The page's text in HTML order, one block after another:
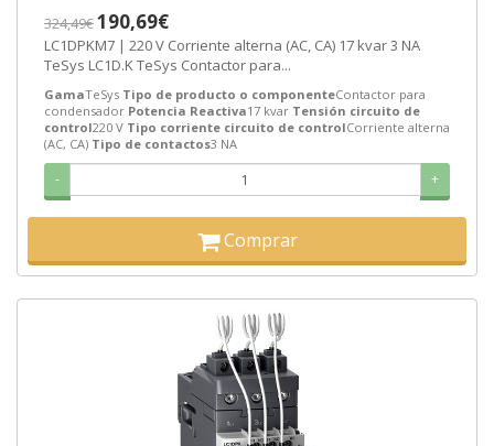
324,49€190,69€
LC1DPKM7 | 220 V Corriente alterna (AC, CA) 17 kvar 3 NA
TeSys LC1D.K TeSys Contactor para...
GamaTeSys Tipo de producto o componenteContactor para
condensador Potencia Reactiva17 kvar Tensión circuito de
control220 V Tipo corriente circuito de controlCorriente alterna
(AC, CA) Tipo de contactos3 NA
- +
Comprar